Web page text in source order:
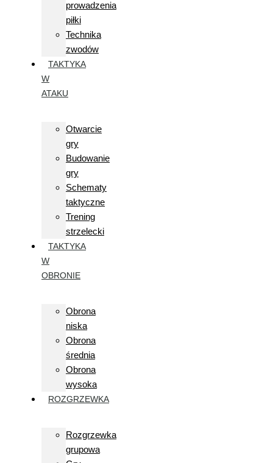
prowadzenia
piłki
Technika
zwodów
TAKTYKA
W
ATAKU
Otwarcie
gry
Budowanie
gry
Schematy
taktyczne
Trening
strzelecki
TAKTYKA
W
OBRONIE
Obrona
niska
Obrona
średnia
Obrona
wysoka
ROZGRZEWKA
Rozgrzewka
grupowa